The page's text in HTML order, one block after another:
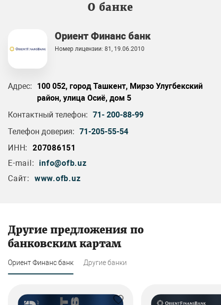
О банке
Ориент Финанс банк
Номер лицензии: 81, 19.06.2010
Адрес:
100 052, город Ташкент, Мирзо Улугбекский
район, улица Осиё, дом 5
Контактный телефон: 71- 200-88-99
Телефон доверия: 71-205-55-54
ИНН:
207086151
E-mail:
info@ofb.uz
Сайт:
www.ofb.uz
Другие предложения по
банковским картам
Ориент Финанс банк Другие банки